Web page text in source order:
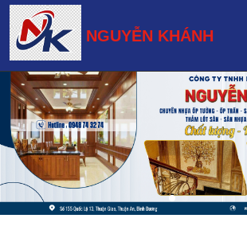
NGUYỄN KHÁNH